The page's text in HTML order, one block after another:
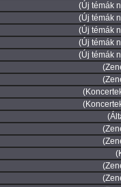
(Új témák
(Új témák
(Új témák
(Új témák
(Új témák